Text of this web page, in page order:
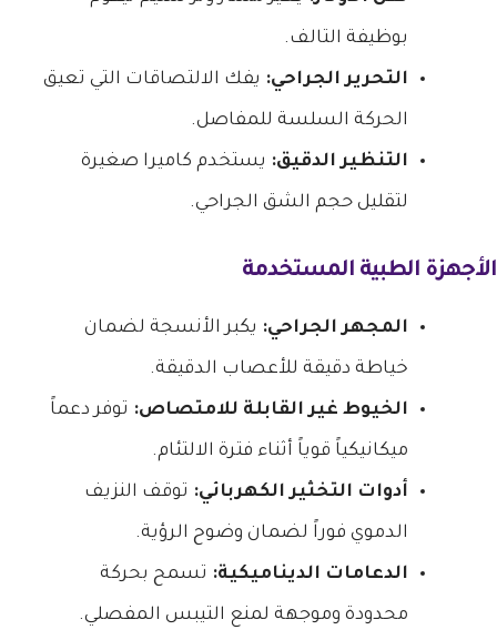
بوظيفة التالف.
التحرير الجراحي: يفك الالتصاقات التي تعيق
الحركة السلسة للمفاصل.
التنظير الدقيق: يستخدم كاميرا صغيرة
لتقليل حجم الشق الجراحي.
الأجهزة الطبية المستخدمة
المجهر الجراحي: يكبر الأنسجة لضمان
خياطة دقيقة للأعصاب الدقيقة.
الخيوط غير القابلة للامتصاص: توفر دعماً
ميكانيكياً قوياً أثناء فترة الالتئام.
أدوات التخثير الكهربائي: توقف النزيف
الدموي فوراً لضمان وضوح الرؤية.
الدعامات الديناميكية: تسمح بحركة
محدودة وموجهة لمنع التيبس المفصلي.